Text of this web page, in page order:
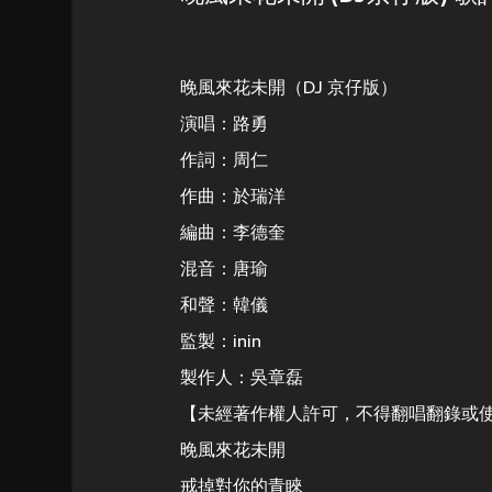
晚風來花未開（DJ 京仔版）
演唱：路勇
作詞：周仁
作曲：於瑞洋
編曲：李德奎
混音：唐瑜
和聲：韓儀
監製：inin
製作人：吳章磊
【未經著作權人許可，不得翻唱翻錄或
晚風來花未開
戒掉對你的青睞